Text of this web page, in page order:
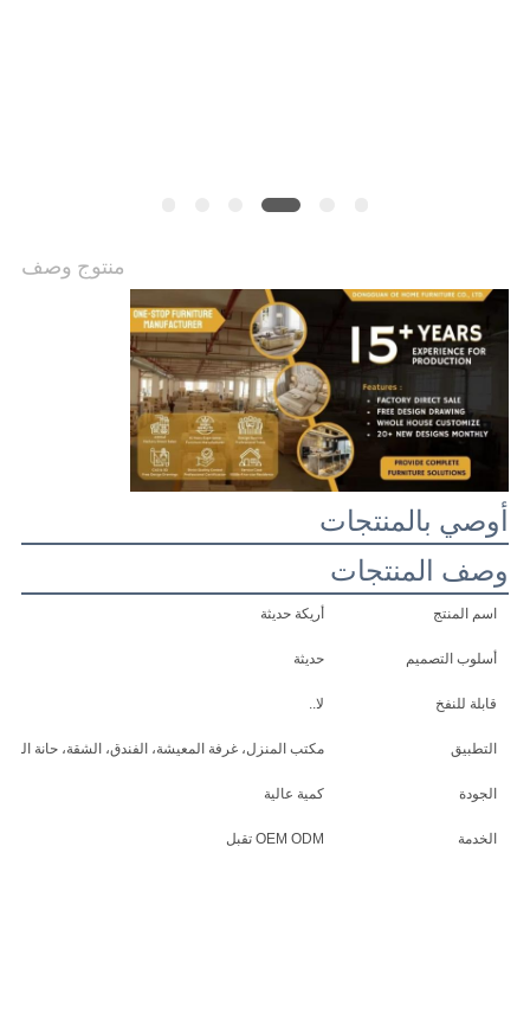
القضايا
طلب
اقتباس
خريطة
الموقع
سياسة
الخصوصية
منتوج وصف
أوصي بالمنتجات
وصف المنتجات
اسم المنتج أريكة حديثة
أسلوب التصميم حديثة
قابلة للنفخ لا..
التطبيق مكتب المنزل، غرفة المعيشة، الفندق، الشقة، حانة
الجودة كمية عالية
الخدمة OEM ODM تقبل